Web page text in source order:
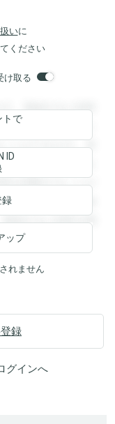
いに
ください
け取る
。登録すると回答
答を閲覧すること
とができます。登
登録すると回答を
を閲覧することが
ができます。登録
録すると回答を閲
トで
ID
録
ップ
れません
録
グインへ